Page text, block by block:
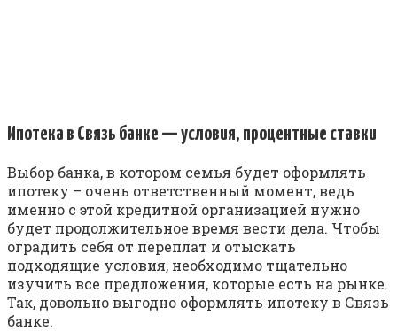
Ипотека в Связь банке — условия, процентные ставки
Выбор банка, в котором семья будет оформлять
ипотеку – очень ответственный момент, ведь
именно с этой кредитной организацией нужно
будет продолжительное время вести дела. Чтобы
оградить себя от переплат и отыскать
подходящие условия, необходимо тщательно
изучить все предложения, которые есть на рынке.
Так, довольно выгодно оформлять ипотеку в Связь
банке.